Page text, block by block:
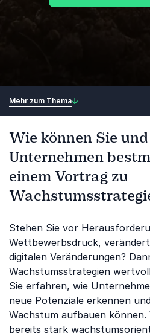
Mehr zum Thema
Wie können Sie
Unternehmen
einem Vortrag zu
Stehen Sie vor
Wettbewerbsdruck,
digitalen Veränderungen?
Wachstumsstrategien
Sie erfahren, wie
neue Potenziale erkennen
Wachstum aufbauen
bereits stark